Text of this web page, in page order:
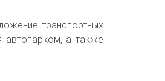
транспортных
автопарком, а также